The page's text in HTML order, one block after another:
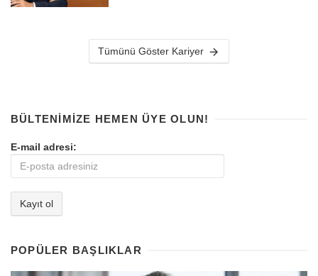
Tümünü Göster Kariyer
BÜLTENIMIZE HEMEN ÜYE OLUN!
E-mail adresi:
POPÜLER BAŞLIKLAR